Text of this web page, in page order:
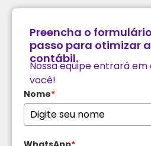
Preencha o
passo para otimizar
contábil.
Nossa equipe entrará
você!
Nome*